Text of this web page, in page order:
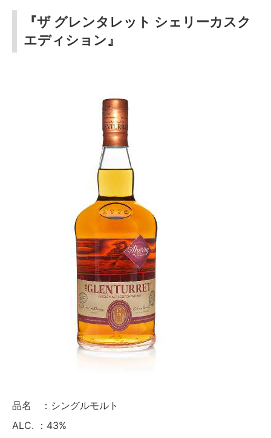
『ザ グレンタレット シェリーカスク
エディション』
品名 ：シングルモルト
ALC. ：43%